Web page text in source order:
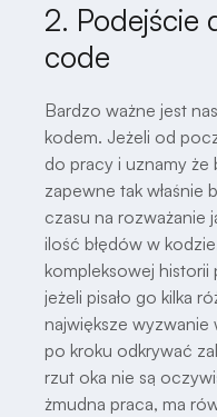
2. Podejście
code
Bardzo ważne jest
kodem. Jeżeli od
do pracy i uznamy
zapewne tak właśnie
czasu na rozważanie
ilość błędów w
kompleksowej historii
jeżeli pisało go kilka
największe
po kroku odkrywać
rzut oka nie są
żmudna praca, ma